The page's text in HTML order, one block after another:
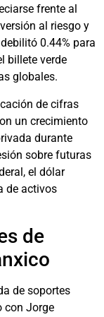
frente al
al riesgo y
0.44% para
billete verde
globales.
de cifras
un crecimiento
durante
sobre futuras
el dólar
de activos
de
de soportes
con Jorge